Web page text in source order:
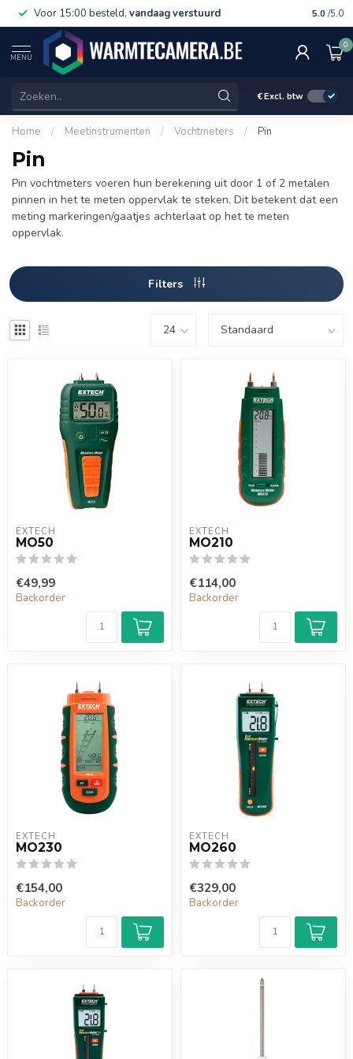
Voor 15:00 besteld, vandaag verstuurd Gratis
5.0 /5.0
MENU
0
€Excl. btw
Home / Meetinstrumenten / Vochtmeters / Pin
Pin
Pin vochtmeters voeren hun berekening uit door 1 of 2 metalen
pinnen in het te meten oppervlak te steken. Dit betekent dat een
meting markeringen/gaatjes achterlaat op het te meten
oppervlak.
Filters
EXTECH
MO50
€49,99
Backorder
EXTECH
MO210
€114,00
Backorder
EXTECH
MO230
€154,00
Backorder
EXTECH
MO260
€329,00
Backorder